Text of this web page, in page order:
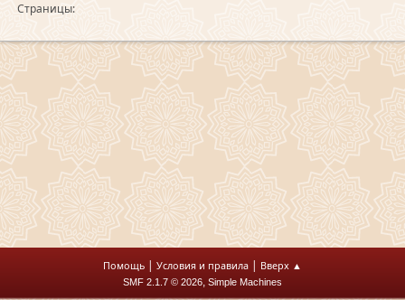
Страницы
Помощь | Условия и правила | Вверх ▲
SMF 2.1.7 © 2026, Simple Machines